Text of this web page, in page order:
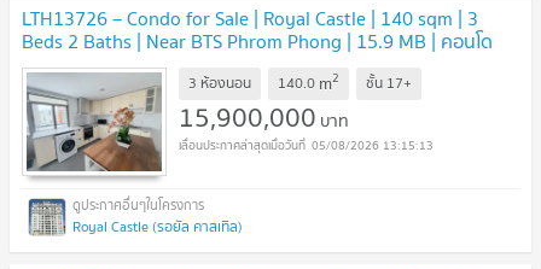
LTH13726 – Condo for Sale | Royal Castle | 140 sqm | 3
Beds 2 Baths | Near BTS Phrom Phong | 15.9 MB | คอนโด
ขาย รอยัลคาสเซิล สุขุมวิท 39
3 ห้องนอน 140.0 m2 ชั้น 17+
15,900,000 บาท
05/08/2026 13:15:13
Royal Castle (รอยัล คาสเทิล)